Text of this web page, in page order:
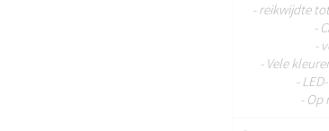
- reikwijdte
-
-
- Vele
-
- Op